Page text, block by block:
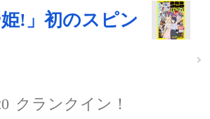
姫!」初のスピン
クランクイン！